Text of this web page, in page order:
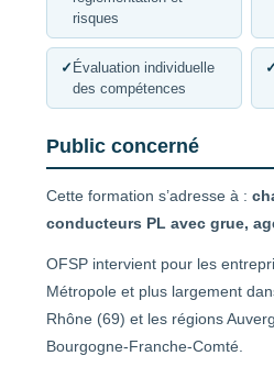
risques
✓ Évaluation individuelle
des compétences
✓
Public concerné
Cette formation s’adresse à :
conducteurs PL avec grue,
OFSP intervient pour les
Métropole et plus largement
Rhône (69) et les régions
Bourgogne-Franche-Comté.